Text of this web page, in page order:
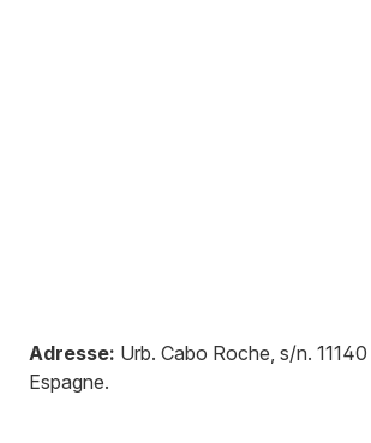
Adresse: Urb. Cabo Roche, s/n. 11140
Espagne.